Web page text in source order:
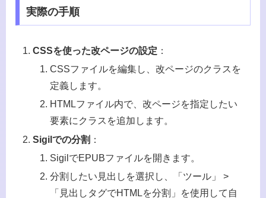
実際の手順
CSSを使った改ページの設定 ：
CSSファイルを編集し、改ページのクラスを
定義します。
HTMLファイル内で、改ページを指定したい
要素にクラスを追加します。
Sigilでの分割 ：
SigilでEPUBファイルを開きます。
分割したい見出しを選択し、「ツール」 >
「見出しタグでHTMLを分割」を使用して自